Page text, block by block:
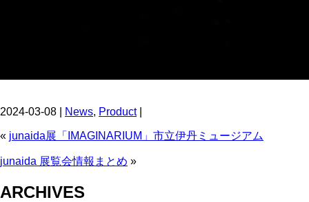
2024-03-08 | News, Product|
« junaida展「IMAGINARIUM」市立伊丹ミュージアム
junaida 展覧会情報まとめ »
ARCHIVES